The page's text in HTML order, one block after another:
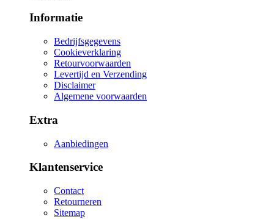
Informatie
Bedrijfsgegevens
Cookieverklaring
Retourvoorwaarden
Levertijd en Verzending
Disclaimer
Algemene voorwaarden
Extra
Aanbiedingen
Klantenservice
Contact
Retourneren
Sitemap